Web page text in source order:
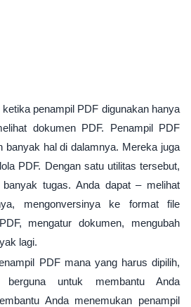
penampil PDF digunakan hanya
dokumen PDF. Penampil PDF
banyak hal di dalamnya. Mereka juga
PDF. Dengan satu utilitas tersebut,
tugas. Anda dapat – melihat
mengonversinya ke format file
mengatur dokumen, mengubah
lagi.
PDF mana yang harus dipilih,
untuk membantu Anda
Anda menemukan penampil